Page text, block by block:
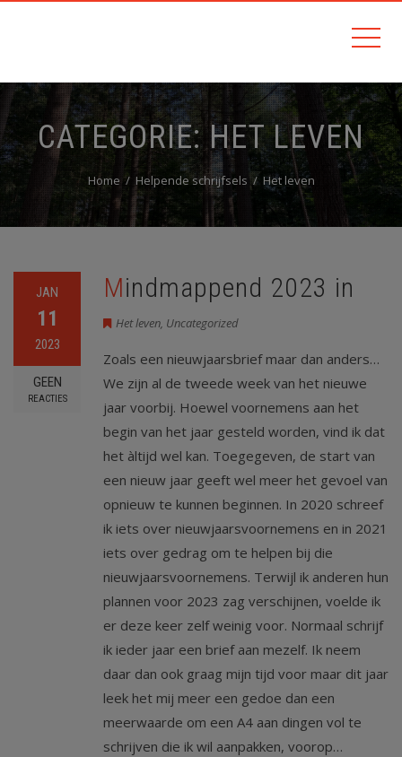
CATEGORIE:HET LEVEN
Home Helpende schrijfsels Het leven
JAN
11
2023
GEEN
REACTIES
Mindmappend 2023 in
Het leven, Uncategorized
Zoals een nieuwjaarsbrief maar dan anders…
We zijn al de tweede week van het nieuwe
jaar voorbij. Hoewel voornemens aan het
begin van het jaar gesteld worden, vind ik dat
het àltijd wel kan. Toegegeven, de start van
een nieuw jaar geeft wel meer het gevoel van
opnieuw te kunnen beginnen. In 2020 schreef
ik iets over nieuwjaarsvoornemens en in 2021
iets over gedrag om te helpen bij die
nieuwjaarsvoornemens. Terwijl ik anderen hun
plannen voor 2023 zag verschijnen, voelde ik
er deze keer zelf weinig voor. Normaal schrijf
ik ieder jaar een brief aan mezelf. Ik neem
daar dan ook graag mijn tijd voor maar dit jaar
leek het mij meer een gedoe dan een
meerwaarde om een A4 aan dingen vol te
schrijven die ik wil aanpakken, voorop…